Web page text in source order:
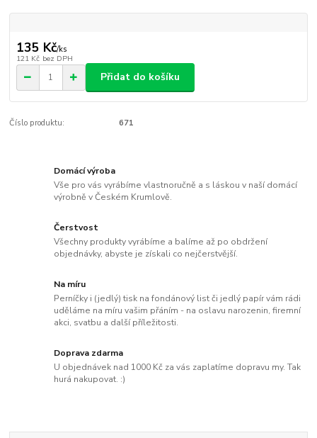
135 Kč/ks
121 Kč bez DPH
Přidat do košíku
Číslo produktu: 671
Domácí výroba
Vše pro vás vyrábíme vlastnoručně a s láskou v naší domácí
výrobně v Českém Krumlově.
Čerstvost
Všechny produkty vyrábíme a balíme až po obdržení
objednávky, abyste je získali co nejčerstvější.
Na míru
Perníčky i (jedlý) tisk na fondánový list či jedlý papír vám rádi
uděláme na míru vašim přáním - na oslavu narozenin, firemní
akci, svatbu a další příležitosti.
Doprava zdarma
U objednávek nad 1000 Kč za vás zaplatíme dopravu my. Tak
hurá nakupovat. :)